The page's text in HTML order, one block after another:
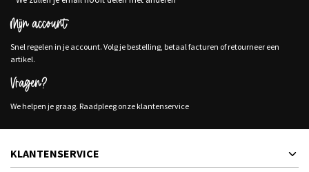
Mijn account
Snel regelen in je account. Volg je bestelling, betaal facturen of retourneer een
artikel.
Vragen?
We helpen je graag. Raadpleeg onze klantenservice
KLANTENSERVICE